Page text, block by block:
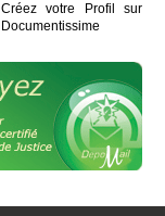
Créez votre Profil sur
Documentissime